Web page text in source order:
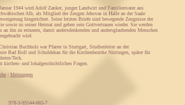
1944 wird Adolf Zanker, junger Landwirt und Familienvater aus
Alb, als Mitglied der Zeugen Jehovas in Halle an der Saale
hingerichtet. Seine letzten Briefe sind bewegende Zeugnisse der
sowie zu seiner Heimat und geben sein Gottvertrauen wieder. Sie werden
ihn zu erinnern, damit andersdenkenden und andersglaubenden Menschen
wird.
Buchholz war Pfarrer in Stuttgart, Studienleiter an der
Bad Boll und Schuldekan für die Kirchenbezirke Nürtingen, später für
Teck.
kirchen- und lokalgeschichtlichen Fragen.
| Meinungen
978-3-95544-065-7